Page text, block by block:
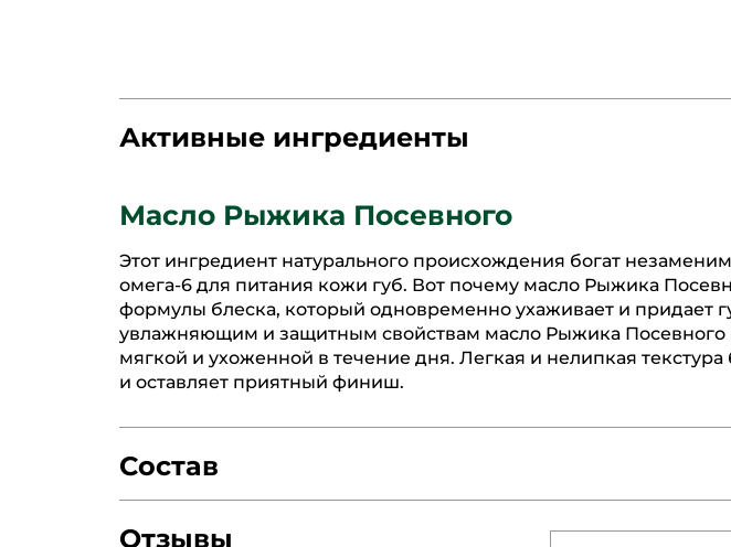
Активные ингредиенты
Масло Рыжика Посевного
Этот ингредиент натурального происхождения богат
омега-6 для питания кожи губ. Вот почему масло Рыжика
формулы блеска, который одновременно ухаживает и придает
увлажняющим и защитным свойствам масло Рыжика Посевного
мягкой и ухоженной в течение дня. Легкая и нелипкая
и оставляет приятный финиш.
Состав
Отзывы